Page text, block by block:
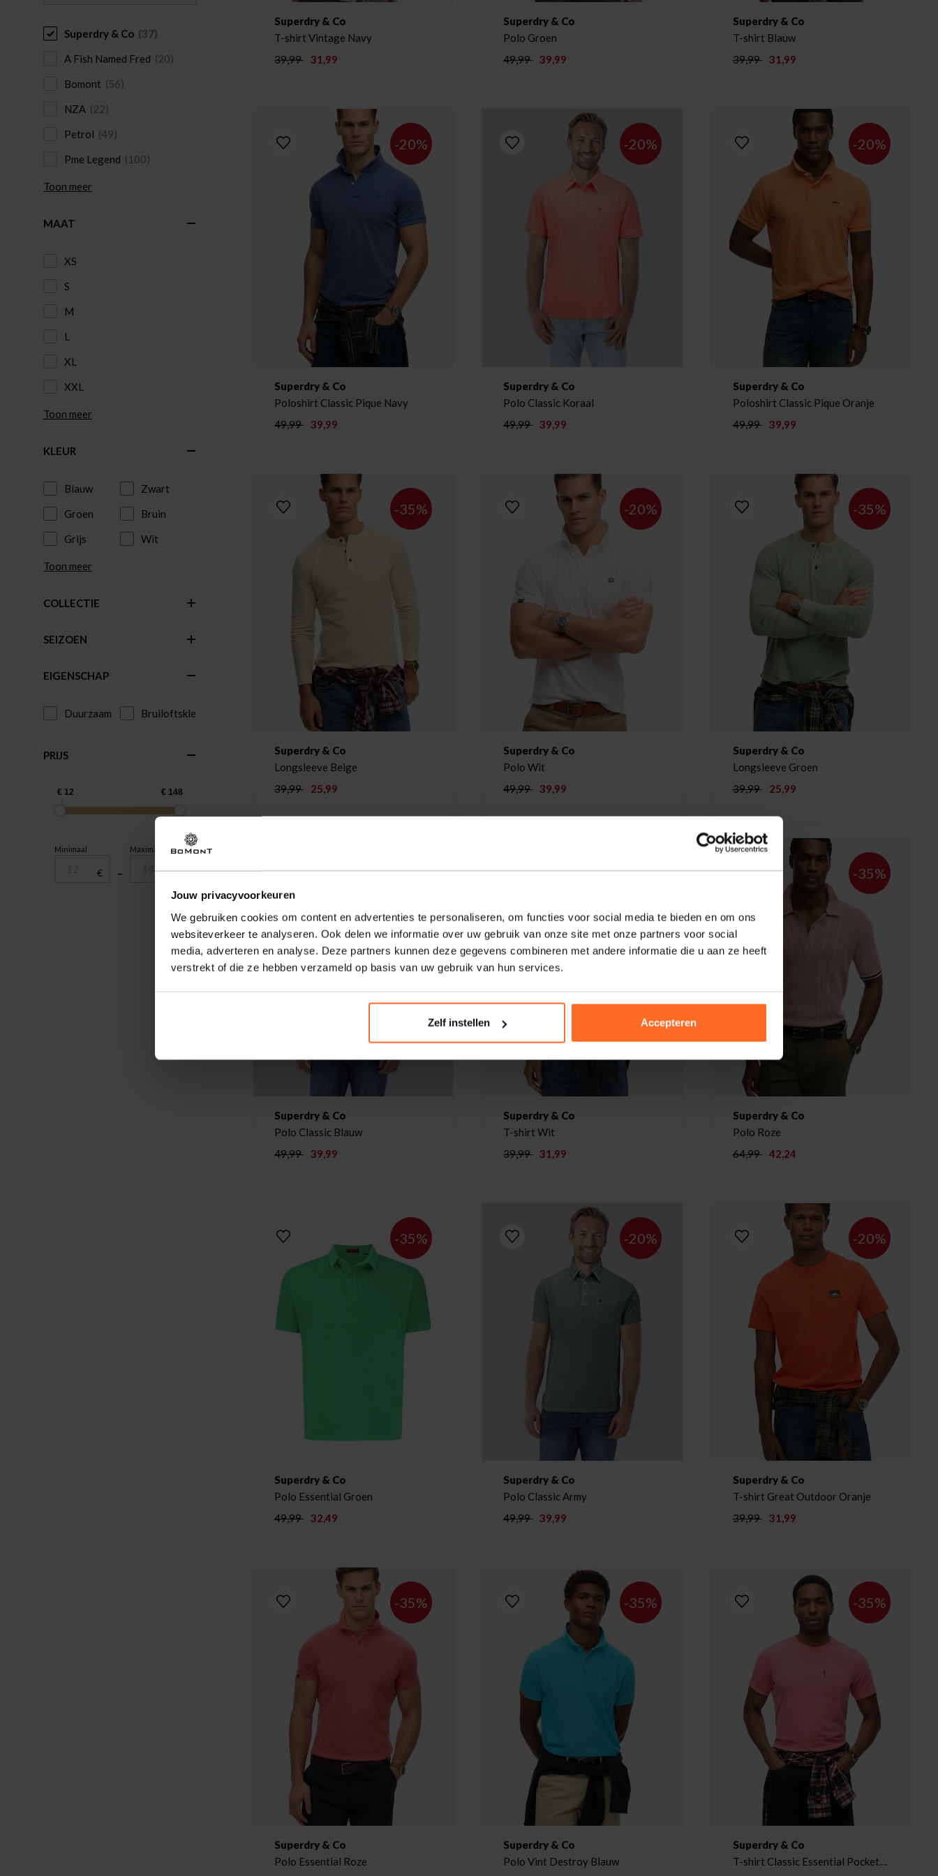
Jouw privacyvoorkeuren
We gebruiken cookies om content en advertenties te personaliseren, om functies voor social media te bieden en om ons
websiteverkeer te analyseren. Ook delen we informatie over uw gebruik van onze site met onze partners voor social
media, adverteren en analyse. Deze partners kunnen deze gegevens combineren met andere informatie die u aan ze heeft
verstrekt of die ze hebben verzameld op basis van uw gebruik van hun services.
Zelf instellen Accepteren
Superdry & Co (37)
A Fish Named Fred (20)
Bomont (56)
NZA (22)
Petrol (49)
Pme Legend (100)
Toon meer
MAAT
XS
S
M
L
XL
XXL
Toon meer
KLEUR
Blauw
Zwart
Groen
Bruin
Grijs
Wit
Toon meer
COLLECTIE
SEIZOEN
EIGENSCHAP
Duurzaam Bruiloftskleding
PRIJS
Minimaal
€ –
Maximaal
€
Superdry & Co
T-shirt Vintage Navy
39,99
31,99
Superdry & Co
Polo Groen
49,99
39,99
Superdry & Co
T-shirt Blauw
39,99
31,99
-20%
Superdry & Co
Poloshirt Classic Pique Navy
49,99
39,99
-20%
Superdry & Co
Polo Classic Koraal
49,99
39,99
-20%
Superdry & Co
Poloshirt Classic Pique Oranje
49,99
39,99
-35%
Superdry & Co
Longsleeve Beige
39,99
25,99
-20%
Superdry & Co
Polo Wit
49,99
39,99
-35%
Superdry & Co
Longsleeve Groen
39,99
25,99
-20%
Superdry & Co
Polo Classic Blauw
49,99
39,99
-20%
Superdry & Co
T-shirt Wit
39,99
31,99
-35%
Superdry & Co
Polo Roze
64,99
42,24
-35%
Superdry & Co
Polo Essential Groen
49,99
32,49
-20%
Superdry & Co
Polo Classic Army
49,99
39,99
-20%
Superdry & Co
T-shirt Great Outdoor Oranje
39,99
31,99
-35%
Superdry & Co
Polo Essential Roze
-35%
Superdry & Co
Polo Vint Destroy Blauw
-35%
Superdry & Co
T-shirt Classic Essential Pocket